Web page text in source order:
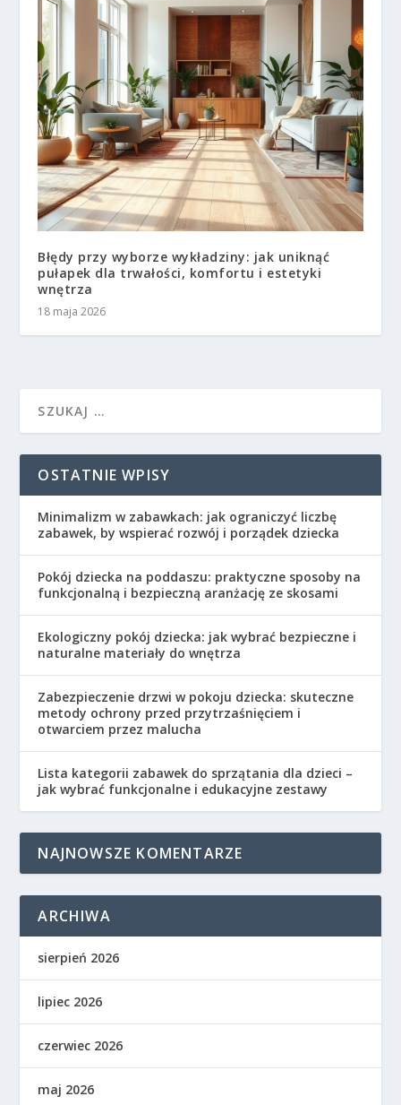
Błędy przy wyborze wykładziny: jak uniknąć
pułapek dla trwałości, komfortu i estetyki
wnętrza
18 maja 2026
OSTATNIE WPISY
Minimalizm w zabawkach: jak ograniczyć liczbę
zabawek, by wspierać rozwój i porządek dziecka
Pokój dziecka na poddaszu: praktyczne sposoby na
funkcjonalną i bezpieczną aranżację ze skosami
Ekologiczny pokój dziecka: jak wybrać bezpieczne i
naturalne materiały do wnętrza
Zabezpieczenie drzwi w pokoju dziecka: skuteczne
metody ochrony przed przytrzaśnięciem i
otwarciem przez malucha
Lista kategorii zabawek do sprzątania dla dzieci –
jak wybrać funkcjonalne i edukacyjne zestawy
NAJNOWSZE KOMENTARZE
ARCHIWA
sierpień 2026
lipiec 2026
czerwiec 2026
maj 2026